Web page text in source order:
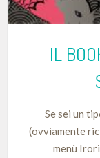
IL
Se sei un
(ovviamente
menù